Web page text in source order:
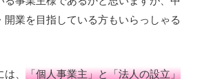
開業を目指している方もいらっしゃる
は、「個人事業主」と「法人の設立」